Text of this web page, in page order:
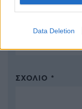
Data Deletion
ΣΧΌΛΙΟ *